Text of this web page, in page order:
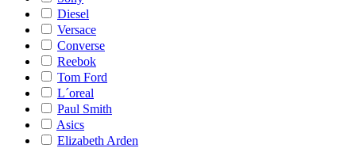
Diesel
Versace
Converse
Reebok
Tom Ford
L´oreal
Paul Smith
Asics
Elizabeth Arden